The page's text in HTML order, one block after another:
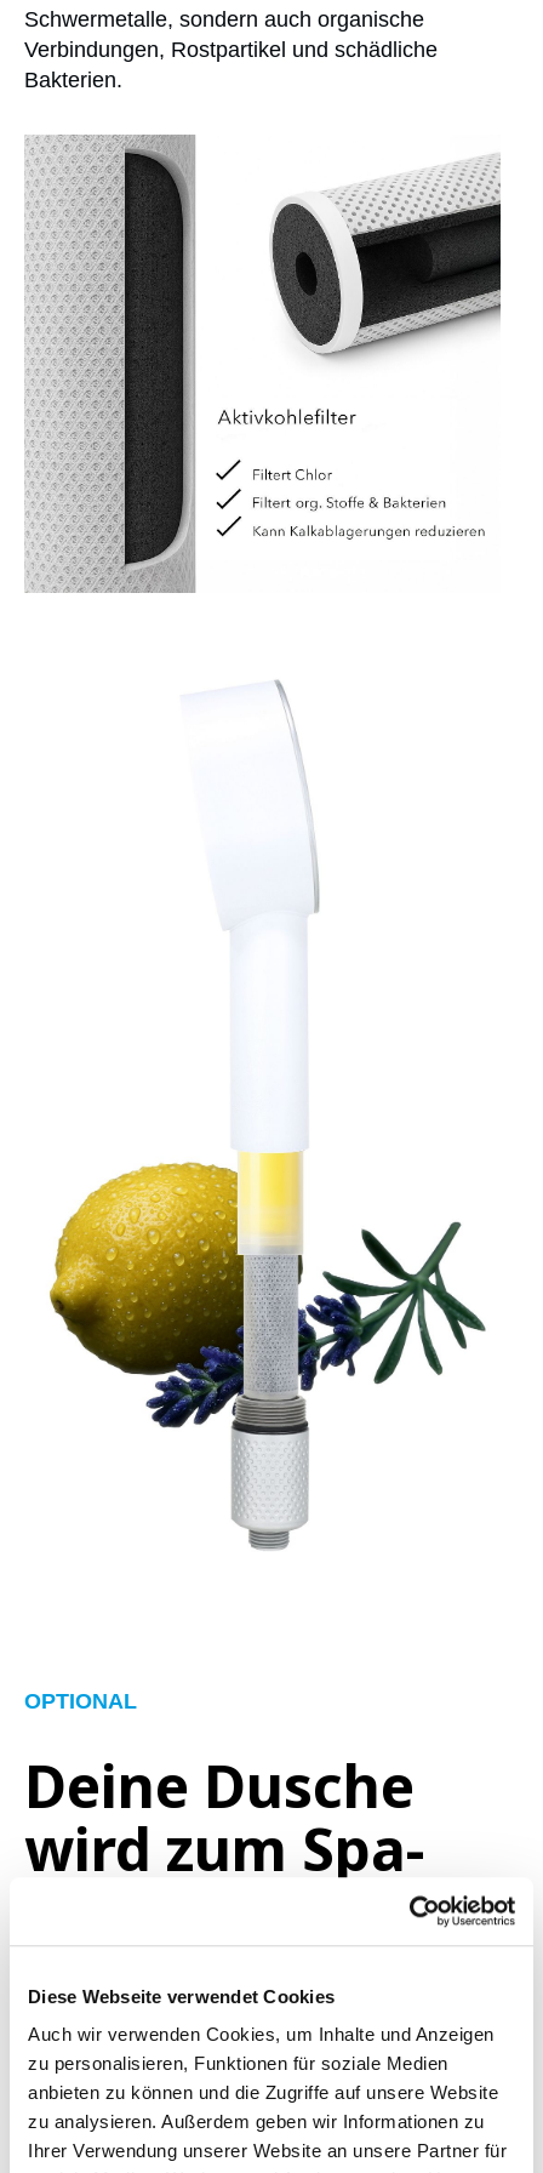
Diese Webseite verwendet Cookies
Auch wir verwenden Cookies, um Inhalte und Anzeigen
zu personalisieren, Funktionen für soziale Medien
anbieten zu können und die Zugriffe auf unsere Website
zu analysieren. Außerdem geben wir Informationen zu
Ihrer Verwendung unserer Website an unsere Partner für
Schwermetalle, sondern auch organische
Verbindungen, Rostpartikel und schädliche
Bakterien.
OPTIONAL
Deine Dusche
wird zum Spa-
Erleben Sie ein Dusch-Erlebnis der
besonderen Art:
Unser Aktivkohlefilter mit Aromafunktion
verwöhnt Körper und Sinne – wahlweise
mitbelebender Zitroneoderberuhigendem
Lavendel.